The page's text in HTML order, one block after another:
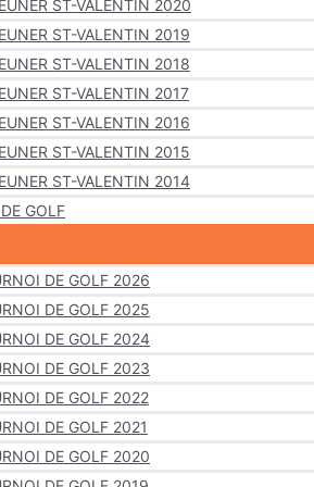
ST-VALENTIN 2020
ST-VALENTIN 2019
ST-VALENTIN 2018
ST-VALENTIN 2017
ST-VALENTIN 2016
ST-VALENTIN 2015
ST-VALENTIN 2014
GOLF
DE GOLF 2026
DE GOLF 2025
DE GOLF 2024
DE GOLF 2023
DE GOLF 2022
DE GOLF 2021
DE GOLF 2020